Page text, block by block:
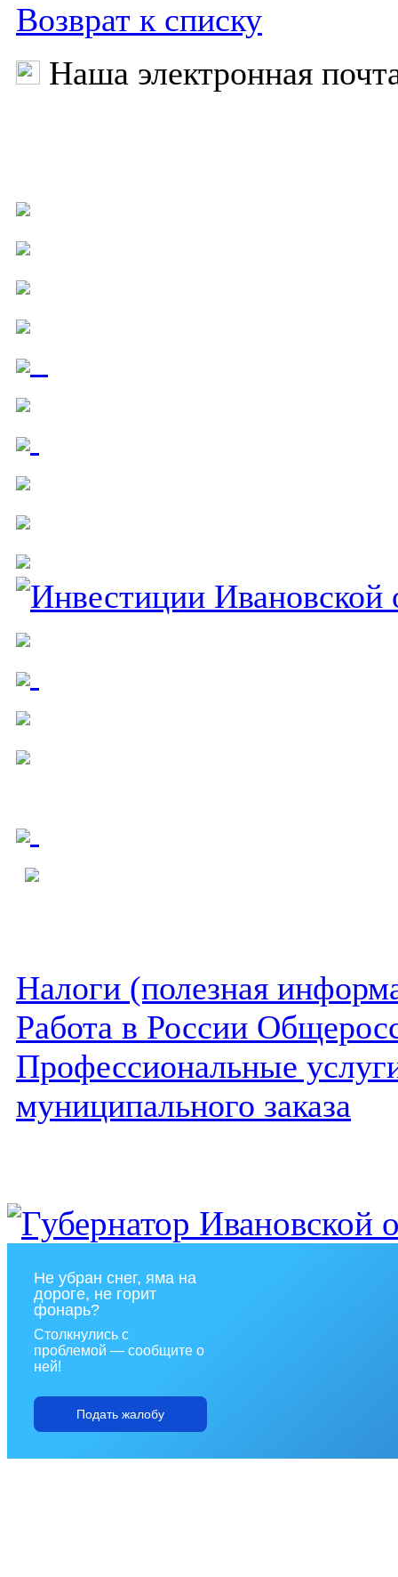
Возврат к списку
Наша электронная
Налоги (полезная
Работа в России
Профессиональные
муниципального заказа
Не убран снег, яма на
дороге, не горит
фонарь?
Столкнулись с
проблемой — сообщите о
ней!
Подать жалобу